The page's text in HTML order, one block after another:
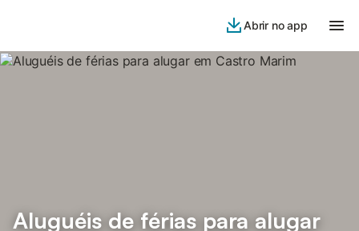
Abrir no app
Aluguéis de férias para alugar